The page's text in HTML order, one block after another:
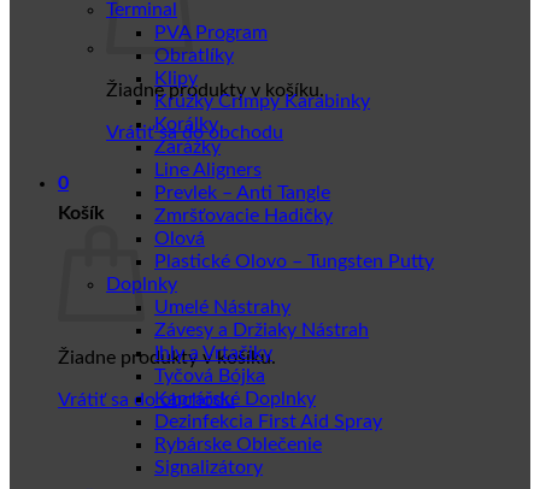
Žiadne produkty v košíku.
Vrátiť sa do obchodu
0
Košík
Žiadne produkty v košíku.
Vrátiť sa do obchodu
Terminal
PVA Program
Obratlíky
Klipy
Krúžky Crimpy Karabinky
Korálky
Zarážky
Line Aligners
Prevlek – Anti Tangle
Zmršťovacie Hadičky
Olová
Plastické Olovo – Tungsten Putty
Doplnky
Umelé Nástrahy
Závesy a Držiaky Nástrah
Ihly a Vrtačiky
Tyčová Bójka
Kaprářské Doplnky
Dezinfekcia First Aid Spray
Rybárske Oblečenie
Signalizátory